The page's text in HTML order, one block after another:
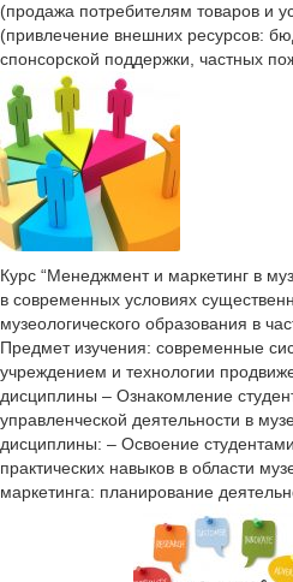
(продажа потребителям товаров и
(привлечение внешних ресурсов:
спонсорской поддержки, частных
Курс “Менеджмент и маркетинг в
в современных условиях
музеологического образования в
Предмет изучения: современные
учреждением и технологии
дисциплины – Ознакомление
управленческой деятельности в
дисциплины: – Освоение
практических навыков в области
маркетинга: планирование